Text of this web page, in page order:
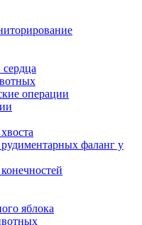
операции
фаланг у
яблока